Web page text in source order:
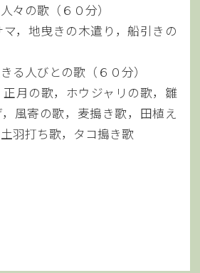
々の歌（６０分）
マ，地曳きの木遣り，船引きの
る人びとの歌（６０分）
正月の歌，ホウジャリの歌，雛
風寄の歌，麦搗き歌，田植え
羽打ち歌，タコ搗き歌